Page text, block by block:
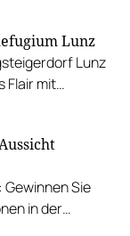
Lunz
Lunz
Flair mit
Sie
in der